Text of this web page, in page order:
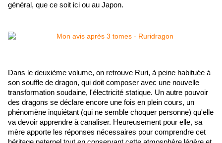
général, que ce soit ici ou au Japon.
Dans le deuxième volume, on retrouve Ruri, à peine habituée à
son souffle de dragon, qui doit composer avec une nouvelle
transformation soudaine, l'électricité statique. Un autre pouvoir
des dragons se déclare encore une fois en plein cours, un
phénomène inquiétant (qui ne semble choquer personne) qu'elle
va devoir apprendre à canaliser. Heureusement pour elle, sa
mère apporte les réponses nécessaires pour comprendre cet